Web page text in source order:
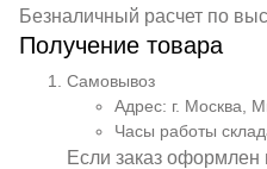
Безналичный расчет по
Получение товара
Самовывоз
Адрес: г. Москва,
Часы работы
Если заказ